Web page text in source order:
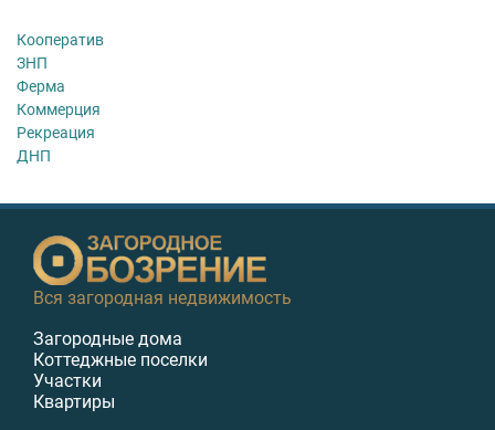
Кооператив
ЗНП
Ферма
Коммерция
Рекреация
ДНП
Вся загородная недвижимость
Загородные дома
Коттеджные поселки
Участки
Квартиры